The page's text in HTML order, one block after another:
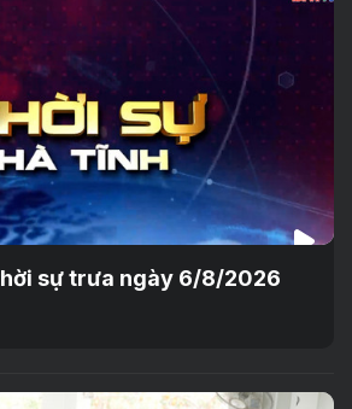
sự trưa ngày 6/8/2026